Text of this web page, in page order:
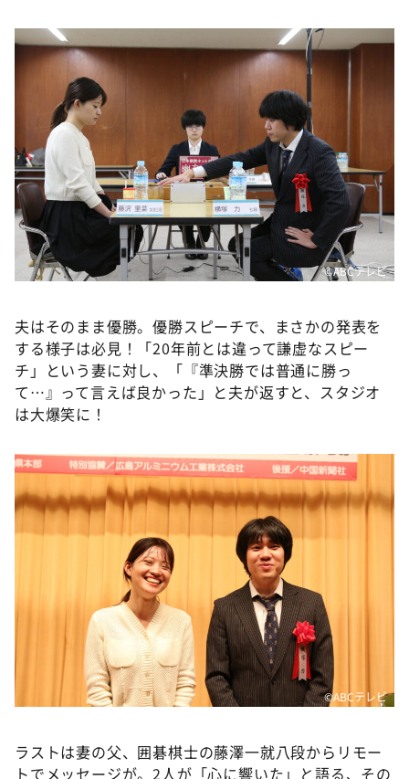
©ABCテレビ
夫はそのまま優勝。優勝スピーチで、まさかの発表を
する様子は必見！「20年前とは違って謙虚なスピー
チ」という妻に対し、「『準決勝では普通に勝っ
て…』って言えば良かった」と夫が返すと、スタジオ
は大爆笑に！
©ABCテレビ
ラストは妻の父、囲碁棋士の藤澤一就八段からリモー
トでメッセージが。2人が「心に響いた」と語る、その